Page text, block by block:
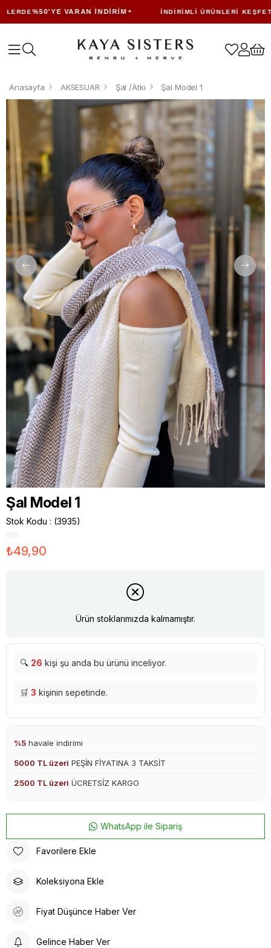
%50'YE VARAN İNDIRIM İNDIRIMLI ÜRÜNLERI KEŞFET
Anasayfa AKSESUAR Şal /Atkı Şal Model 1
Şal Model 1
Stok Kodu (3935)
₺49,90
Ürün stoklarımızda kalmamıştır.
🔍 26 kişi şu anda bu ürünü inceliyor.
🛒 3 kişinin sepetinde.
%5 havale indirimi
5000 TL üzeri PEŞİN FİYATINA 3 TAKSİT
2500 TL üzeri ÜCRETSİZ KARGO
WhatsApp ile Sipariş
Favorilere Ekle
Koleksiyona Ekle
Fiyat Düşünce Haber Ver
Gelince Haber Ver